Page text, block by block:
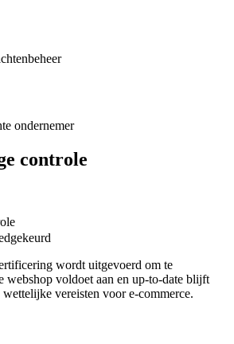
ondernemer
controle
wordt uitgevoerd om te
webshop voldoet aan en up-to-date blijft
wettelijke vereisten voor e-commerce.